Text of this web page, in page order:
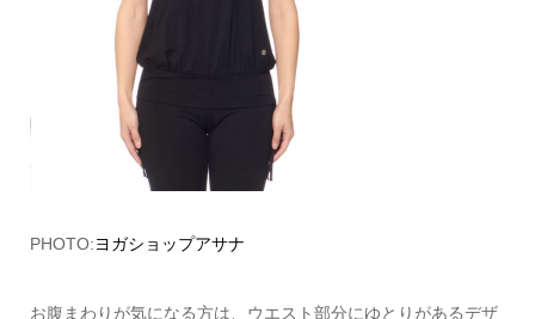
PHOTO:ヨガショップアサナ
お腹まわりが気になる方は、ウエスト部分にゆとりがあるデザ